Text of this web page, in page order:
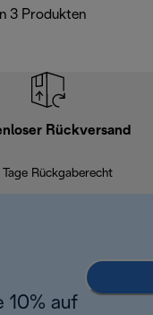
3 Produkten
Rückversand
Rückgaberecht
10% auf